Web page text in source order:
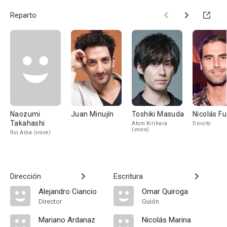
Reparto
Naozumi
Takahashi
Rui Aiba (voice)
Juan Minujín Toshiki Masuda
Atom Kirihara
(voice)
Nicolás
Diosito
Dirección
Alejandro Ciancio
Director
Mariano Ardanaz
Escritura
Omar Quiroga
Guión
Nicolás Marina